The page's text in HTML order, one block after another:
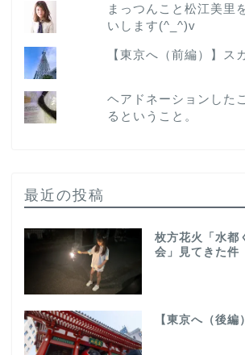
まっつんこと松江美里
いします(^_^)v
【東京へ（前編）】ス
ヘアドネーションした
るということ。
最近の投稿
枚方花火「水都
会」見てきた件
【東京へ（後編